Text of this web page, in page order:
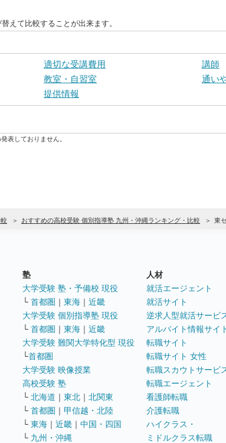
えて比較することが出来ます。
適切な受講費用
講師
教室・自習室
通い
提供情報
表しておりません。
おすすめの高校受験 個別指導塾 九州・沖縄ランキング・比較 東
塾
大学受験 塾・予備校 現役
└ 首都圏 ｜ 東海 ｜ 近畿
大学受験 個別指導塾 現役
└ 首都圏 ｜ 東海 ｜ 近畿
大学受験 難関大学特化型 現役
└首都圏
大学受験 映像授業
高校受験 塾
└ 北海道 ｜ 東北 ｜ 北関東
└ 首都圏 ｜ 甲信越・北陸
└ 東海 ｜ 近畿 ｜ 中国・四国
└ 九州・沖縄
人材
就活エージェント
就活サイト
逆求人型就活サービ
アルバイト情報サイ
転職サイト
転職サイト 女性
転職スカウトサービ
転職エージェント
看護師転職
介護転職
ハイクラス・
ミドルクラス転職